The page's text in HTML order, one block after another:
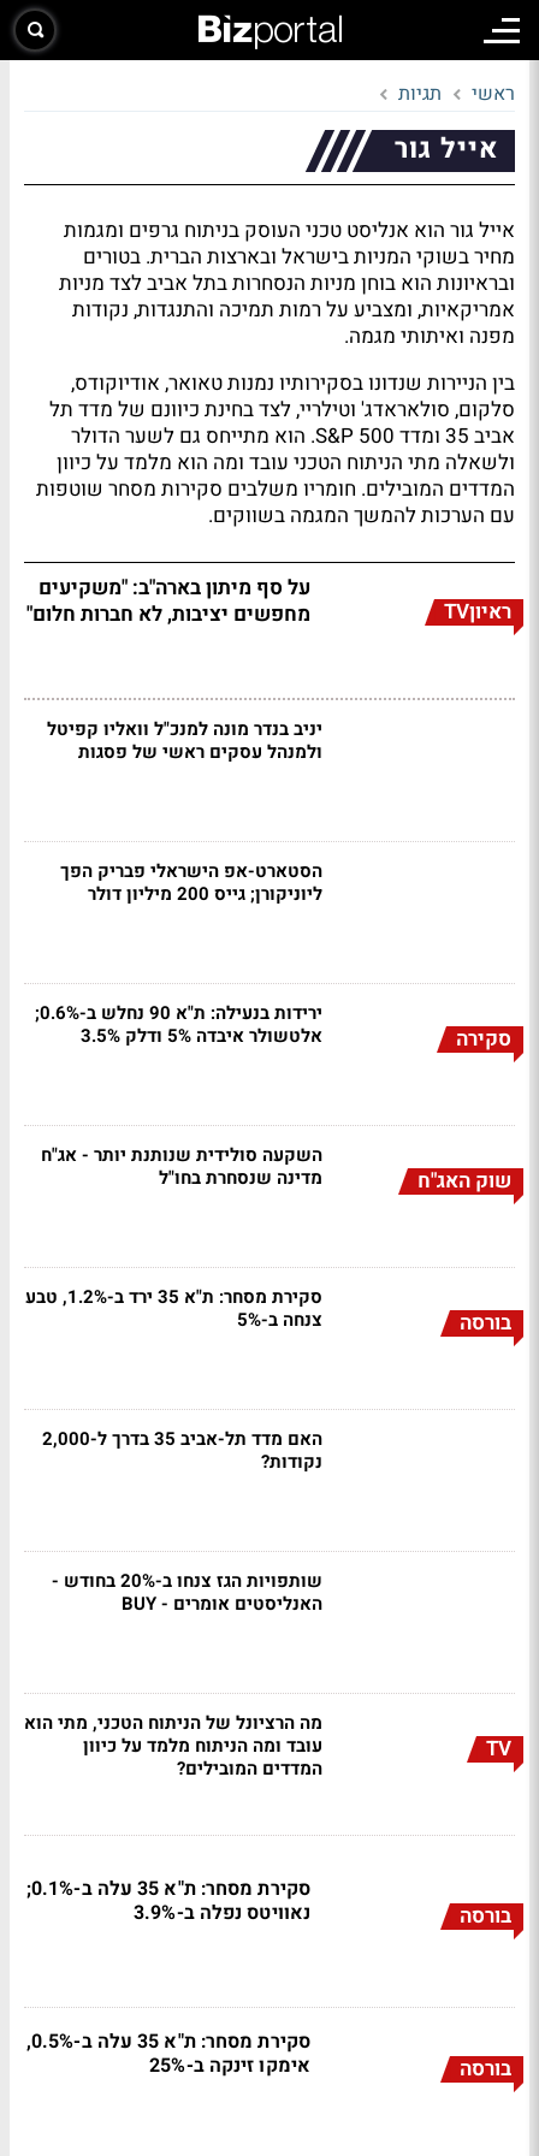
ראשי תגיות
אייל גור
אייל גור הוא אנליסט טכני העוסק בניתוח גרפים ומגמות
מחיר בשוקי המניות בישראל ובארצות הברית. בטורים
ובראיונות הוא בוחן מניות הנסחרות בתל אביב לצד מניות
אמריקאיות, ומצביע על רמות תמיכה והתנגדות, נקודות
מפנה ואיתותי מגמה.
בין הניירות שנדונו בסקירותיו נמנות טאואר, אודיוקודס,
סלקום, סולאראדג' וטילריי, לצד בחינת כיוונם של מדד תל
אביב 35 ומדד S&P 500. הוא מתייחס גם לשער הדולר
ולשאלה מתי הניתוח הטכני עובד ומה הוא מלמד על כיוון
המדדים המובילים. חומריו משלבים סקירות מסחר שוטפות
עם הערכות להמשך המגמה בשווקים.
ראיוןTV
על סף מיתון בארה"ב: "משקיעים
מחפשים יציבות, לא חברות חלום"
יניב בנדר מונה למנכ"ל וואליו קפיטל
ולמנהל עסקים ראשי של פסגות
הסטארט-אפ הישראלי פבריק הפך
ליוניקורן; גייס 200 מיליון דולר
סקירה
ירידות בנעילה: ת"א 90 נחלש ב-0.6%;
אלטשולר איבדה 5% ודלק 3.5%
שוק האג"ח
השקעה סולידית שנותנת יותר - אג"ח
מדינה שנסחרת בחו"ל
בורסה
סקירת מסחר: ת"א 35 ירד ב-1.2%, טבע
צנחה ב-5%
האם מדד תל-אביב 35 בדרך ל-2,000
נקודות?
שותפויות הגז צנחו ב-20% בחודש -
האנליסטים אומרים - BUY
TV
מה הרציונל של הניתוח הטכני, מתי הוא
עובד ומה הניתוח מלמד על כיוון
המדדים המובילים?
בורסה
סקירת מסחר: ת"א 35 עלה ב-0.1%;
נאוויטס נפלה ב-3.9%
בורסה
סקירת מסחר: ת"א 35 עלה ב-0.5%,
אימקו זינקה ב-25%